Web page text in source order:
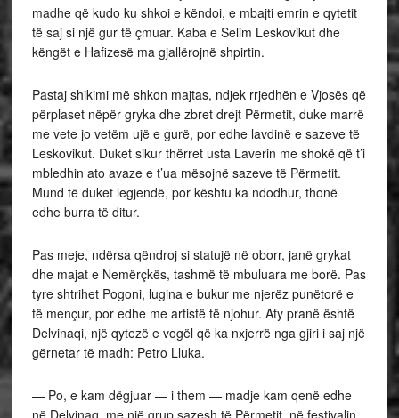
madhe që kudo ku shkoi e këndoi, e mbajti emrin e qytetit
të saj si një gur të çmuar. Kaba e Selim Leskovikut dhe
këngët e Hafizesë ma gjallërojnë shpirtin.
Pastaj shikimi më shkon majtas, ndjek rrjedhën e Vjosës që
përplaset nëpër gryka dhe zbret drejt Përmetit, duke marrë
me vete jo vetëm ujë e gurë, por edhe lavdinë e sazeve të
Leskovikut. Duket sikur thërret usta Laverin me shokë që t’i
mbledhin ato avaze e t’ua mësojnë sazeve të Përmetit.
Mund të duket legjendë, por kështu ka ndodhur, thonë
edhe burra të ditur.
Pas meje, ndërsa qëndroj si statujë në oborr, janë grykat
dhe majat e Nemërçkës, tashmë të mbuluara me borë. Pas
tyre shtrihet Pogoni, lugina e bukur me njerëz punëtorë e
të mençur, por edhe me artistë të njohur. Aty pranë është
Delvinaqi, një qytezë e vogël që ka nxjerrë nga gjiri i saj një
gërnetar të madh: Petro Lluka.
— Po, e kam dëgjuar — i them — madje kam qenë edhe
në Delvinaq, me një grup sazesh të Përmetit, në festivalin